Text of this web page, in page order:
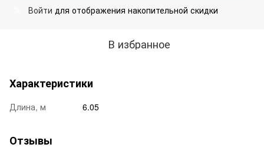
Войти для отображения накопительной скидки
В избранное
Характеристики
Длина, м 6.05
Отзывы